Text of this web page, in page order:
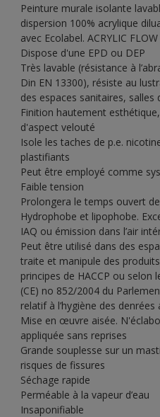
Peinture murale isolante
dispersion 100% acrylique
avec Ecolabel. ACRYLIC
Dispose d'une EPD ou DEP
Très lavable (résistance à
Din EN 13300), résiste au
des espaces sanitaires, salles
Finition hautement
d'aspect velouté
Isole les taches de p.e.
plastifiants
Peut être employé comme
Faible tension
Prolongera le temps ouvert
Hydrophobe et lipophobe.
IAQ ou émission dans l’air
Peut être utilisé dans des
traite et manipule des
principes de HACCP ou selon
(CE) no 852/2004 du
relatif à l’hygiène des denrées
Mise en œuvre aisée.
appliquée sans reprises
Grande souplesse sur un
risques de fissures
Séchage rapide
Perméable à la vapeur d’eau
Insaponifiable